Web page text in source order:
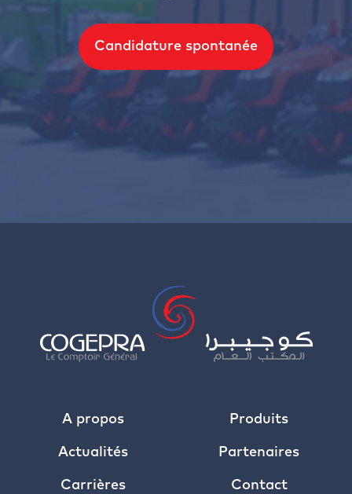
Candidature spontanée
A propos Produits
Actualités Partenaires
Carrières Contact